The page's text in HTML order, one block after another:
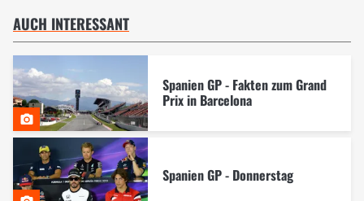
AUCH INTERESSANT
Spanien GP - Fakten zum Grand
Prix in Barcelona
Spanien GP - Donnerstag